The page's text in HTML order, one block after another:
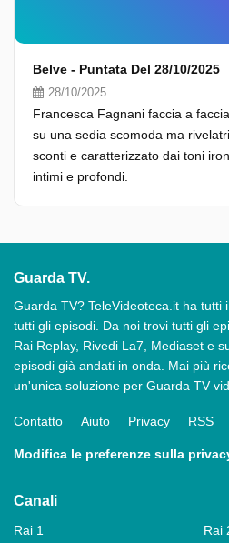
Belve - Puntata Del 28/10/2025
28/10/2025
Francesca Fagnani faccia a
su una sedia scomoda ma
sconti e caratterizzato dai toni
intimi e profondi.
Guarda TV.
Guarda TV? TeleVideoteca.it ha tutti
tutti gli episodi. Da noi trovi tutti gli
Rai Replay, Rivedi La7, Mediaset e
episodi già andati in onda. Mai più
un'unica soluzione per Guarda TV
Contatto Aiuto Privacy RSS
Modifica le preferenze sulla
Canali
Rai 1
Rai